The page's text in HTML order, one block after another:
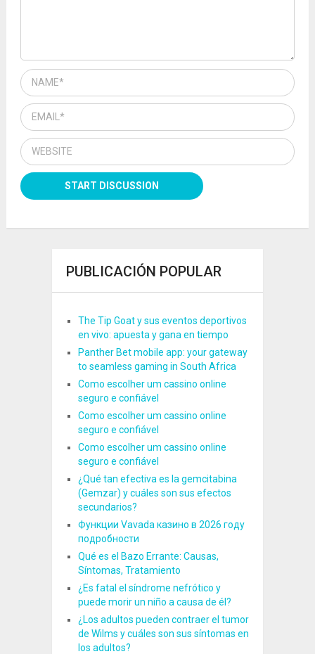
PUBLICACIÓN POPULAR
The Tip Goat y sus eventos deportivos
en vivo: apuesta y gana en tiempo
Panther Bet mobile app: your gateway
to seamless gaming in South Africa
Como escolher um cassino online
seguro e confiável
Como escolher um cassino online
seguro e confiável
Como escolher um cassino online
seguro e confiável
¿Qué tan efectiva es la gemcitabina
(Gemzar) y cuáles son sus efectos
secundarios?
Функции Vavada казино в 2026 году
подробности
Qué es el Bazo Errante: Causas,
Síntomas, Tratamiento
¿Es fatal el síndrome nefrótico y
puede morir un niño a causa de él?
¿Los adultos pueden contraer el tumor
de Wilms y cuáles son sus síntomas en
los adultos?